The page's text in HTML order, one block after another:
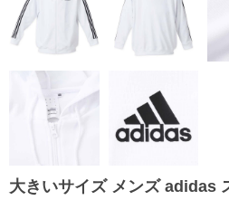
大きいサイズ メンズ adidas